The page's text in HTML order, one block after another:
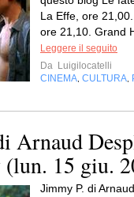
La Effe, ore
ore 21,10. Grand
Leggere il seguito
Da Luigilocatelli
CINEMA CULTURA
Arnaud
(lun. 15 giu.
Jimmy P. di